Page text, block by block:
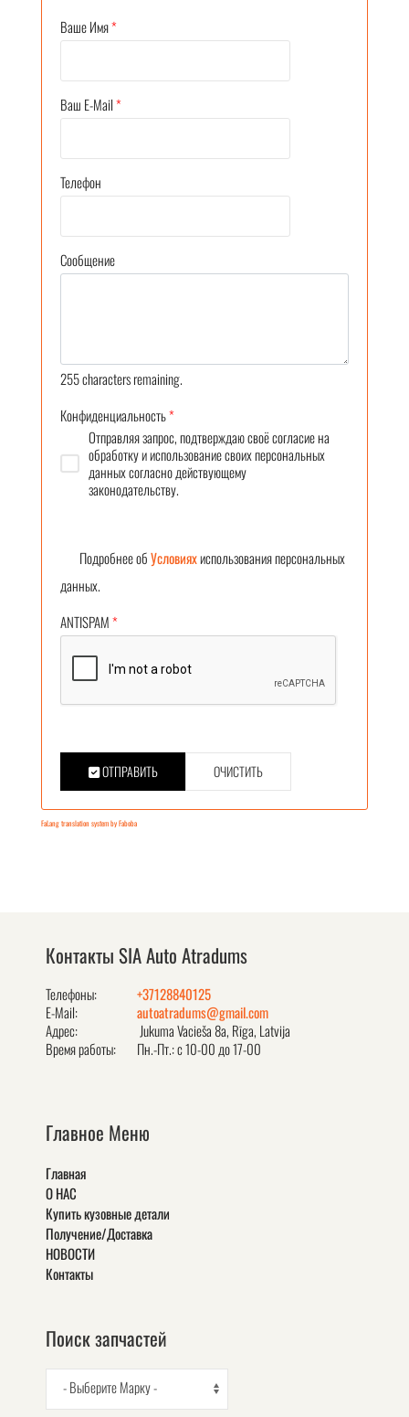
Ваше Имя*
Ваш E-Mail*
Телефон
Сообщение
255characters remaining.
Конфиденциальность*
Отправляя запрос, подтверждаю своё согласие на
обработку и использование своих персональных
данных согласно действующему
законодательству.
Подробнее обУсловияхиспользования персональных
данных.
ANTISPAM*
ОТПРАВИТЬ ОЧИСТИТЬ
FaLang translation system by Faboba
Контакты SIA Auto Atradums
Телефоны:
+37128840125
E-Mail:
autoatradums@gmail.com
Адрес:
Jukuma Vacieša 8a, Rīga, Latvija
Время работы:
Пн.-Пт.: с 10-00 до 17-00
Главное Меню
Главная
О НАС
Купить кузовные детали
Получение/Доставка
НОВОСТИ
Контакты
Поиск запчастей
- Выберите Марку -